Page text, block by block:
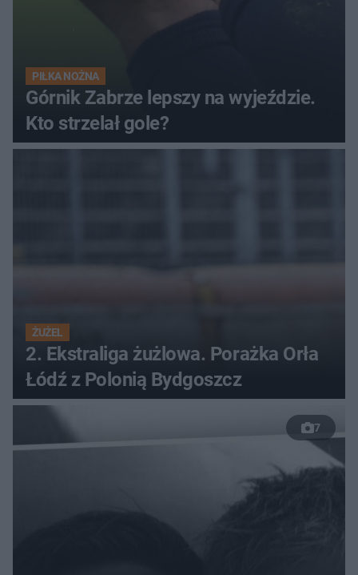
PIŁKA NOŻNA
Górnik Zabrze lepszy na wyjeździe.
Kto strzelał gole?
ŻUŻEL
2. Ekstraliga żużlowa. Porażka Orła
Łódź z Polonią Bydgoszcz
7